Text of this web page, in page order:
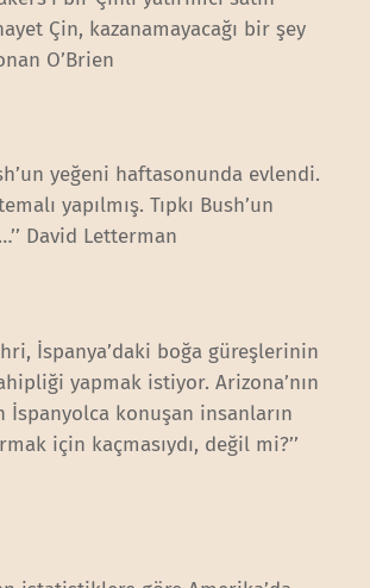
Çin, kazanamayacağı bir şey
O’Brien
yeğeni haftasonunda evlendi.
yapılmış. Tıpkı Bush’un
David Letterman
İspanya’daki boğa güreşlerinin
yapmak istiyor. Arizona’nın
İspanyolca konuşan insanların
için kaçmasıydı, değil mi?’’